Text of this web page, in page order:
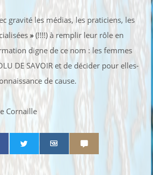
gravité les médias, les praticiens, les
» (!!!!) à remplir leur rôle en
digne de ce nom : les femmes
DE SAVOIR et de décider pour elles-
de cause.
Cornaille
Partager par email